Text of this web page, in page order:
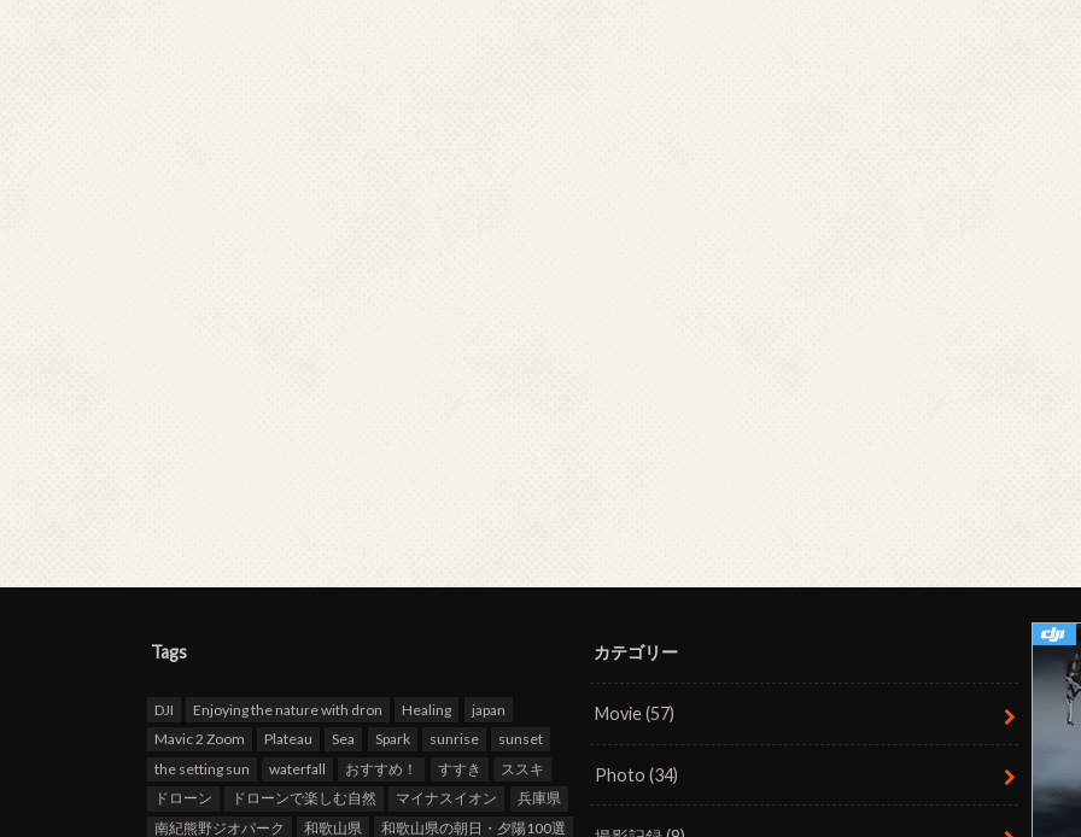
Tags
DJI Enjoying the nature with dron Healing
japan
Mavic 2 Zoom
Plateau Sea Spark sunrise
sunset
the setting sun
waterfall おすすめ！ すすき
ススキ
ドローン
ドローンで楽しむ自然 マイナスイオン
兵庫県
南紀熊野ジオパーク
和歌山県 和歌山県の朝日・夕陽100選
カテゴリー
Movie(57)
Photo (34)